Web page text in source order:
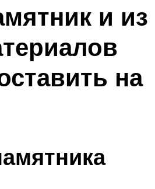
и из
на